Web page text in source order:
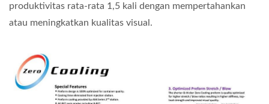
produktivitas rata-rata 1,5 kali dengan mempertahankan
atau meningkatkan kualitas visual.